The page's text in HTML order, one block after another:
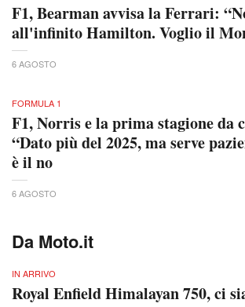
F1, Bearman avvisa la Ferrari:
all'infinito Hamilton. Voglio il
6 AGOSTO
FORMULA 1
F1, Norris e la prima stagione da
“Dato più del 2025, ma serve
è il no
6 AGOSTO
Da Moto.it
IN ARRIVO
Royal Enfield Himalayan 750, ci